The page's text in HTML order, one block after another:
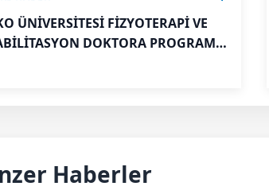
ÜNİVERSİTESİ FİZYOTERAPİ VE
DOKTORA PROGRAMI
Haberler